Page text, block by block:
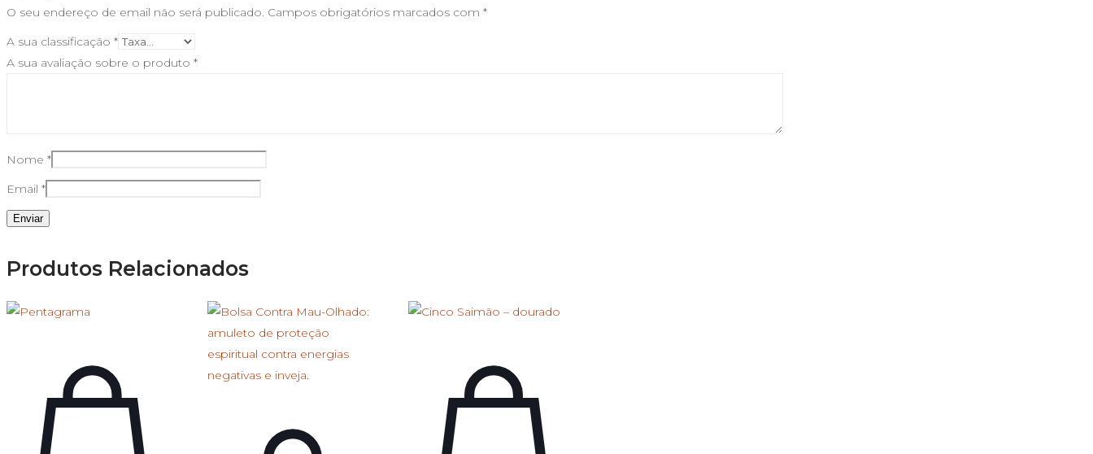
O seu endereço de email não será publicado. Campos obrigatórios marcados com *
A sua classificação *
A sua avaliação sobre o produto *
Nome *
Email *
Produtos Relacionados